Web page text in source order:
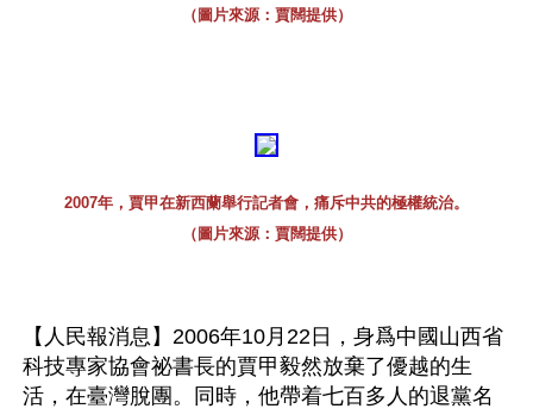
（圖片來源：賈闊提供）
2007年，賈甲在新西蘭舉行記者會，痛斥中共的極權統治。
（圖片來源：賈闊提供）
【人民報消息】2006年10月22日，身爲中國山西省
科技專家協會祕書長的賈甲毅然放棄了優越的生
活，在臺灣脫團。同時，他帶着七百多人的退黨名